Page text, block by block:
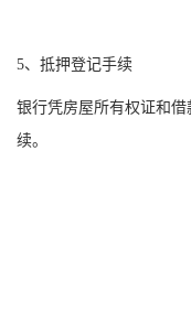
5、抵押登记手续
银行凭房屋所有权证和
续。